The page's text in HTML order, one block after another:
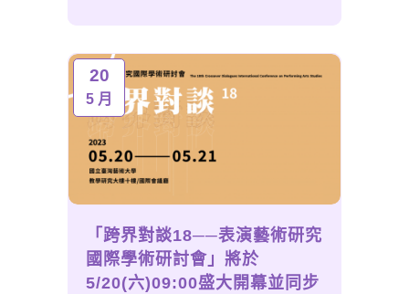
20
5 月
「跨界對談18──表演藝術研究
國際學術研討會」將於
5/20(六)09:00盛大開幕並同步